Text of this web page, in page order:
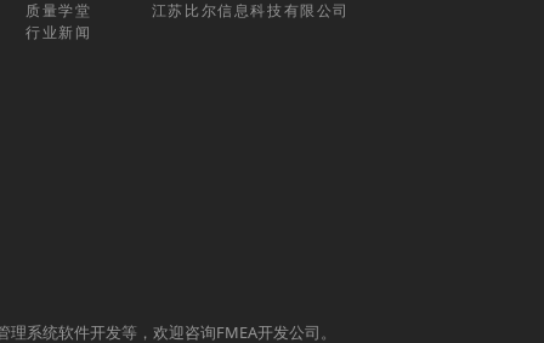
质量学堂
行业新闻
江苏比尔信息科技有限公司
系统软件开发等，欢迎咨询FMEA开发公司。